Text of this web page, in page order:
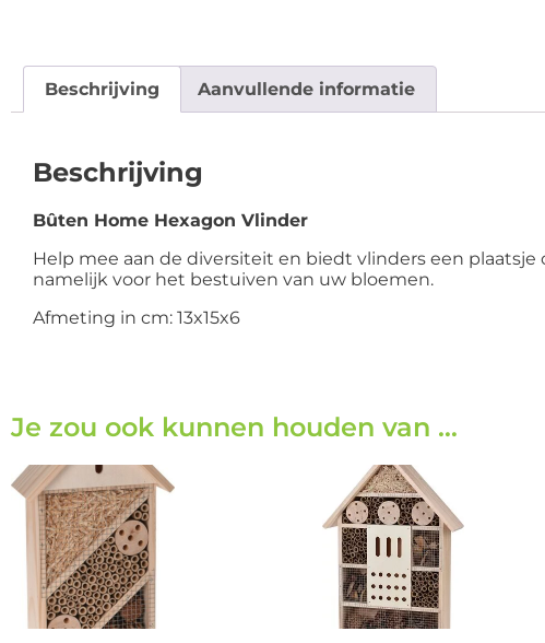
Beschrijving Aanvullende informatie
Beschrijving
Bûten Home Hexagon Vlinder
Help mee aan de diversiteit en biedt vlinders een
namelijk voor het bestuiven van uw bloemen.
Afmeting in cm: 13x15x6
Je zou ook kunnen houden van …